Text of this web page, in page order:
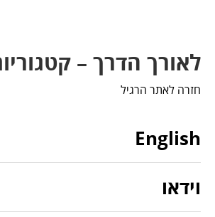
לאורך הדרך –
חזרה לאתר הרגיל
English
וידאו